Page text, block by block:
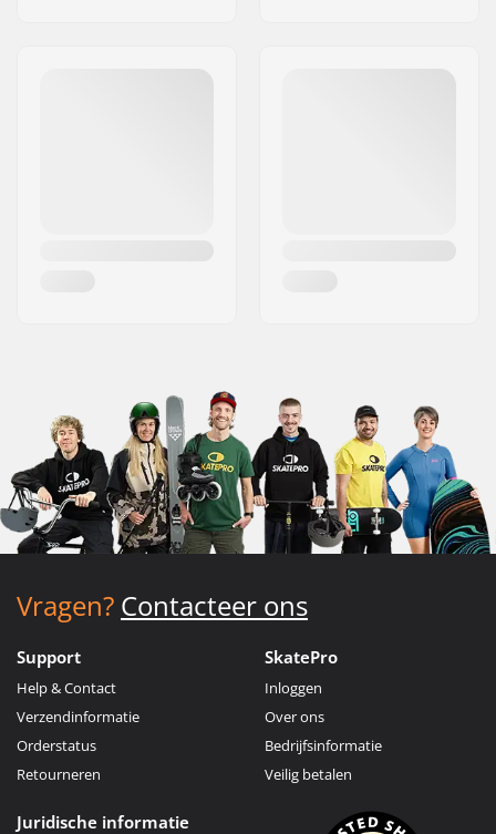
Vragen? Contacteer ons
Support
Help & Contact
Verzendinformatie
Orderstatus
Retourneren
SkatePro
Inloggen
Over ons
Bedrijfsinformatie
Veilig betalen
Juridische informatie